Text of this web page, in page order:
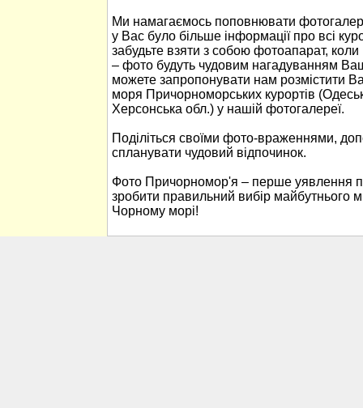
Ми намагаємось поповнювати
у Вас було більше інформації про всі
забудьте взяти з собою фотоапарат,
– фото будуть чудовим нагадуванням
можете запропонувати нам розмістити
моря Причорноморських курортів
Херсонська обл.) у нашій фотогалереї.
Поділіться своїми фото-враженнями,
спланувати чудовий відпочинок.
Фото Причорномор'я – перше уявлення
зробити правильний вибір майбутнього
Чорному морі!